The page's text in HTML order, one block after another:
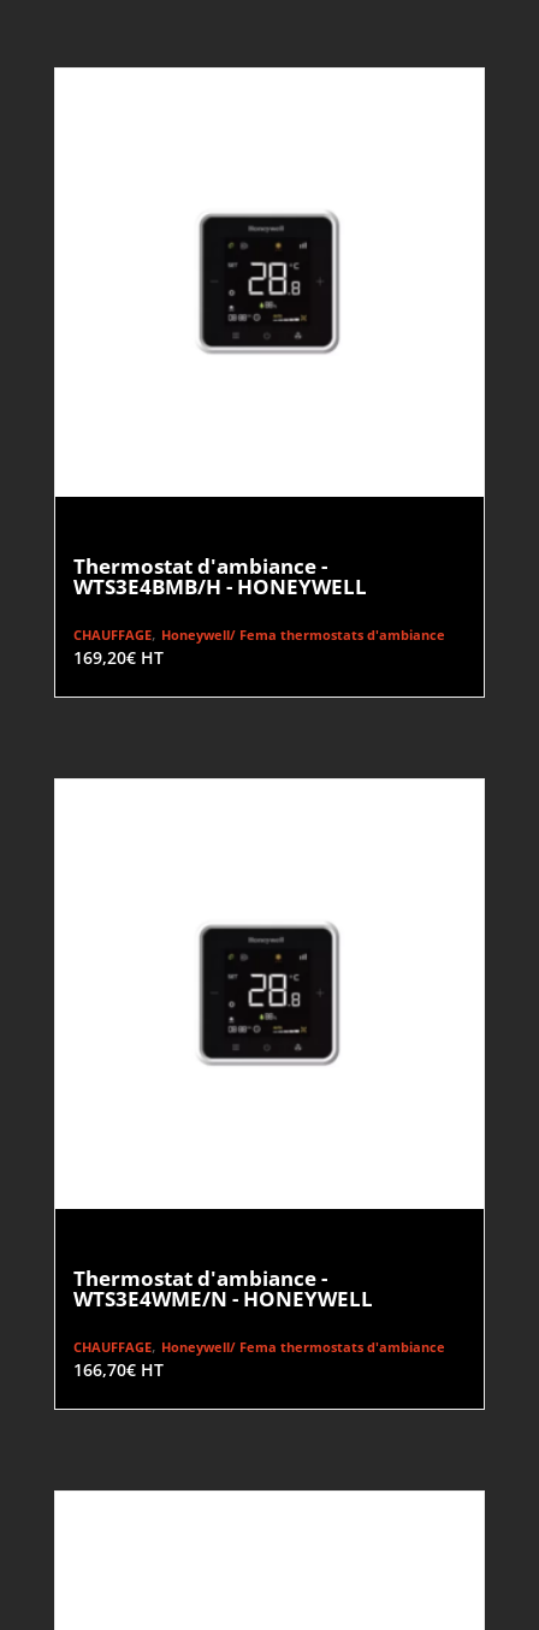
Thermostat d'ambiance -
WTS3E4BMB/H - HONEYWELL
CHAUFFAGE, Honeywell/ Fema thermostats d'ambiance
169,20€ HT
Thermostat d'ambiance -
WTS3E4WME/N - HONEYWELL
CHAUFFAGE, Honeywell/ Fema thermostats d'ambiance
166,70€ HT